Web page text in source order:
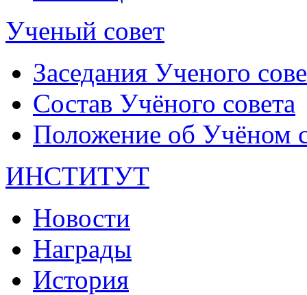
Ученый совет
Заседания Ученого
Состав Учёного совета
Положение об Учёном
ИНСТИТУТ
Новости
Награды
История